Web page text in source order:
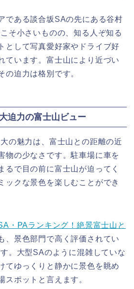
である談合坂SAの先にある谷村
そ小さいものの、知る人ぞ知る
として写真愛好家やドライブ好
ています。富士山により近づい
の迫力は格別です。
迫力の富士山ビュー
の魅力は、富士山との距離の近
物の少なさです。駐車場に車を
るで目の前に富士山が迫ってく
ックな景色を楽しむことができ
・PAランキング！絶景富士山と
、景色部門で高く評価されてい
。大型SAのように混雑していな
てゆっくりと静かに景色を眺め
スポットと言えます。